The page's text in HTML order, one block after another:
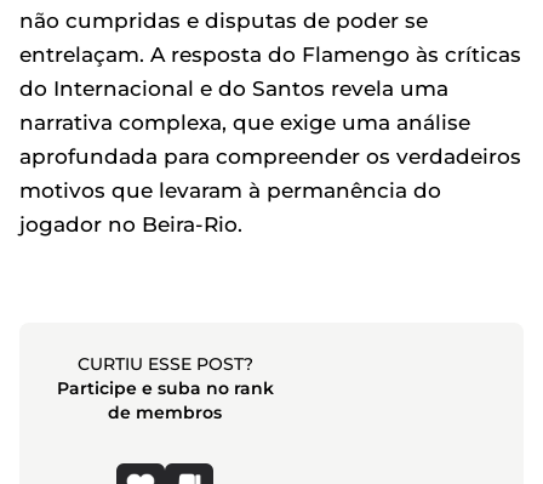
não cumpridas e disputas de poder se
entrelaçam. A resposta do Flamengo às críticas
do Internacional e do Santos revela uma
narrativa complexa, que exige uma análise
aprofundada para compreender os verdadeiros
motivos que levaram à permanência do
jogador no Beira-Rio.
CURTIU ESSE POST?
Participe e suba no rank
de membros